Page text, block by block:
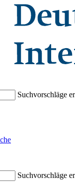
Suchvorschläge
Suchvorschläge